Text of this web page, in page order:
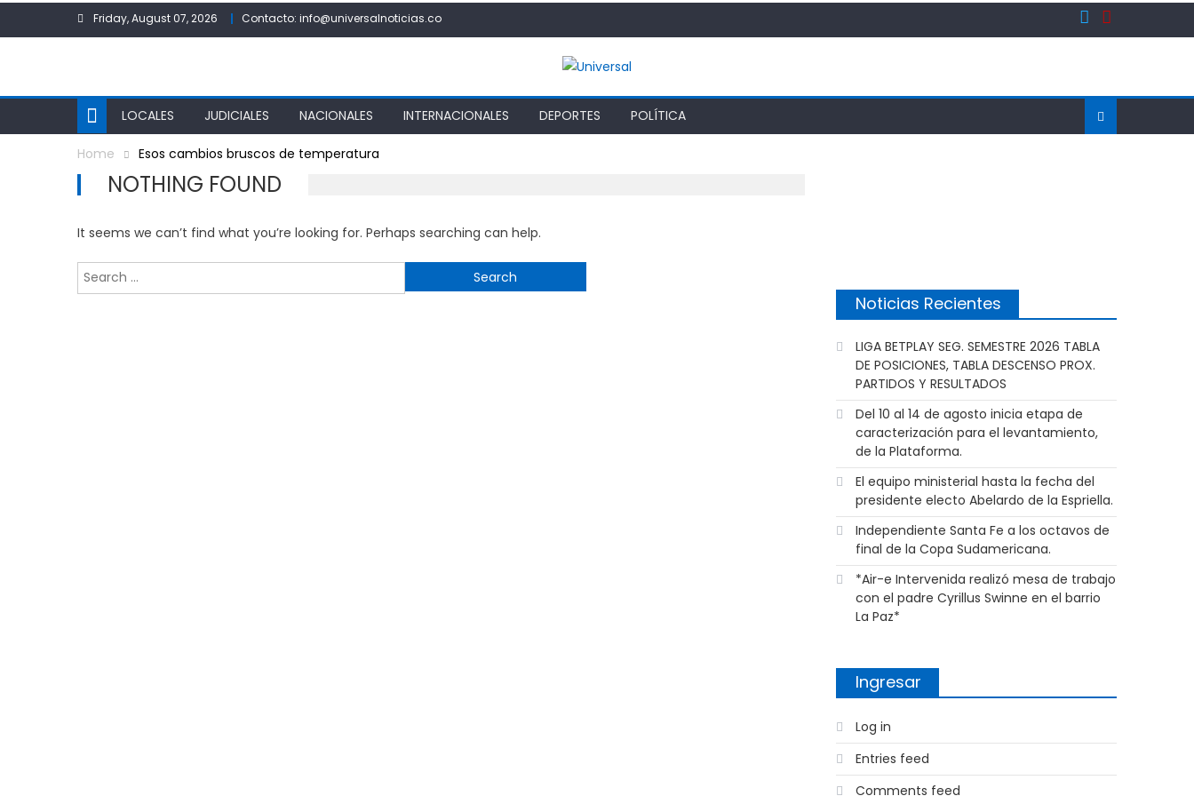
Friday, August 07, 2026 Contacto: info@universalnoticias.co
LOCALES JUDICIALES NACIONALES INTERNACIONALES DEPORTES POLÍTICA
Home Esos cambios bruscos de temperatura
NOTHING FOUND
It seems we can’t find what you’re looking for. Perhaps searching can help.
for:
Noticias Recientes
LIGA BETPLAY SEG. SEMESTRE 2026 TABLA
DE POSICIONES, TABLA DESCENSO PROX.
PARTIDOS Y RESULTADOS
Del 10 al 14 de agosto inicia etapa de
caracterización para el levantamiento,
de la Plataforma.
El equipo ministerial hasta la fecha del
presidente electo Abelardo de la Espriella.
Independiente Santa Fe a los octavos de
final de la Copa Sudamericana.
*Air-e Intervenida realizó mesa de trabajo
con el padre Cyrillus Swinne en el barrio
La Paz*
Ingresar
Log in
Entries feed
Comments feed